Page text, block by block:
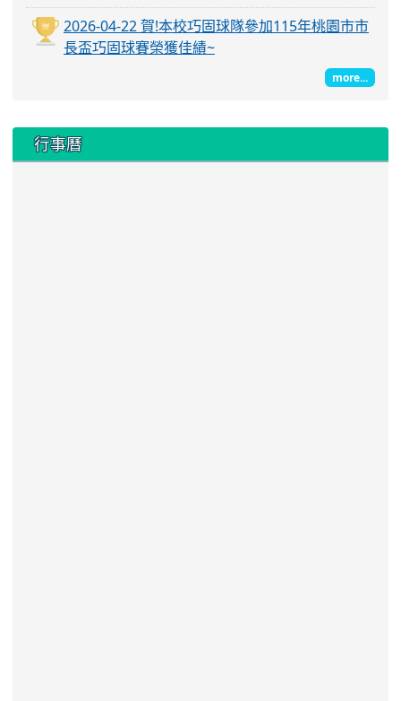
2026-04-22 賀!本校巧固球隊參加115年桃園市市
長盃巧固球賽榮獲佳績~
more...
行事曆